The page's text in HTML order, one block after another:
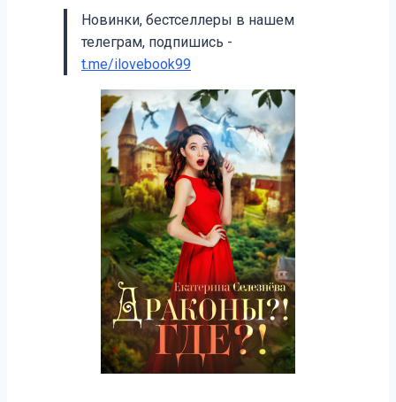
Новинки, бестселлеры в нашем
телеграм, подпишись -
t.me/ilovebook99